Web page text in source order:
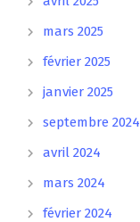
mars 2025
février 2025
janvier 2025
septembre 2024
avril 2024
mars 2024
février 2024